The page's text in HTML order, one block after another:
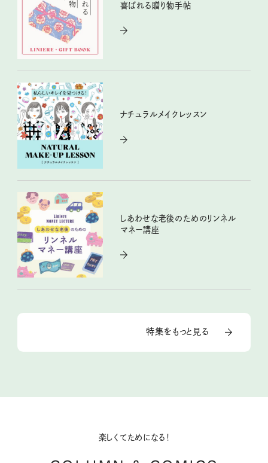
喜ばれる贈り物手帖
ナチュラルメイクレッスン
しあわせな老後のためのリンネル
マネー講座
特集をもっと見る
楽しくてためになる！